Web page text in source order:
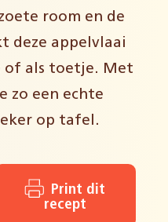
room en de
deze appelvlaai
of als toetje. Met
zo een echte
op tafel.
recept